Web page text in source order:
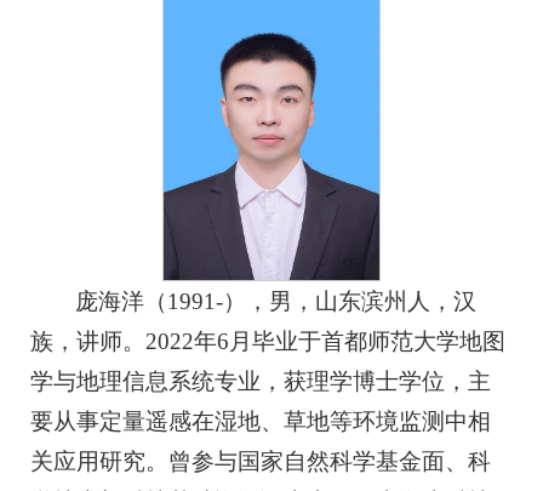
庞海洋（1991-），男，山东滨州人，汉
族，讲师。2022年6月毕业于首都师范大学地图
学与地理信息系统专业，获理学博士学位，主
要从事定量遥感在湿地、草地等环境监测中相
关应用研究。曾参与国家自然科学基金面、科